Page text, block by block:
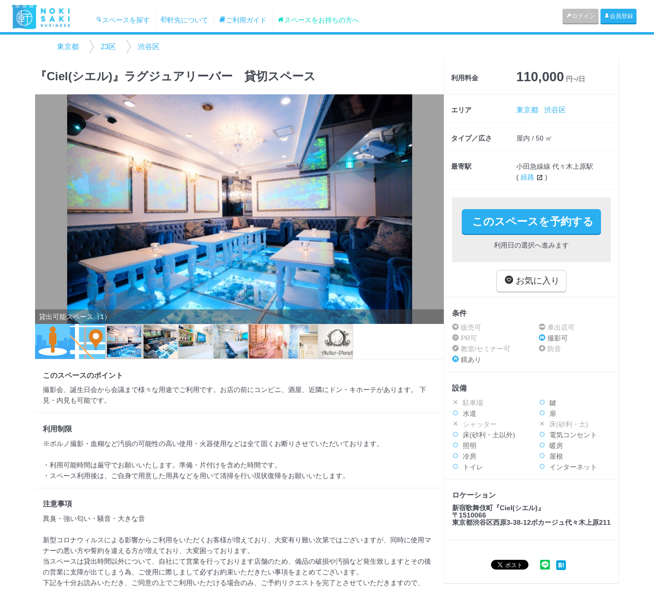
スペースを探す 軒先について ご利用ガイド スペースをお持ちの方へ ログイン 会員登録
東京都 23区 渋谷区
『Ciel(シエル)』ラグジュアリーバー 貸切スペース
貸出可能スペース（1）
利用料金 110,000 円~/日
エリア 東京都 渋谷区
タイプ／広さ 屋内 / 50 ㎡
最寄駅
小田急線線 代々木上原駅
( 経路 )
このスペースを予約する
利用日の選択へ進みます
お気に入り
条件
販売可
車出店可
PR可
撮影可
教室/セミナー可
防音
鏡あり
設備
駐車場
鍵
水道
扉
シャッター
床(砂利・土)
床(砂利・土以外)
電気コンセント
照明
暖房
冷房
屋根
トイレ
インターネット
ロケーション
新宿歌舞伎町『Ciel(シエル)』
〒1510066
東京都渋谷区西原3-38-12ボカージュ代々木上原211
このスペースのポイント
撮影会、誕生日会から会議まで様々な用途でご利用です。お店の前にコンビニ、酒屋、近隣にドン・キホーテがあります。 下
見・内見も可能です。
利用制限
※ポルノ撮影・血糊など汚損の可能性の高い使用・火器使用などは全て固くお断りさせていただいております。
・利用可能時間は厳守でお願いいたします。準備・片付けを含めた時間です。
・スペース利用後は、ご自身で用意した用具などを用いて清掃を行い現状復帰をお願いいたします。
注意事項
異臭・強い匂い・騒音・大きな音
新型コロナウィルスによる影響からご利用をいただくお客様が増えており、大変有り難い次第ではございますが、同時に使用マ
ナーの悪い方や誓約を違える方が増えており、大変困っております。
当スペースは貸出時間以外について、自社にて営業を行っております店舗のため、備品の破損や汚損など発生致しますとその後
の営業に支障が出てしまう為、ご使用に際しまして必ずお約束いただきたい事項をまとめてございます。
下記を十分お読みいただき、ご同意の上でご利用いただける場合のみ、ご予約リクエストを完了とさせていただきますので、